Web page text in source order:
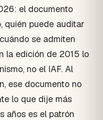
el documento
quién puede auditar
se admiten
la edición de 2015 lo
no el IAF. Al
ese documento no
lo que dije más
años es el patrón